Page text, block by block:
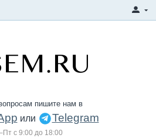
пишите нам в
или Telegram
с 9:00 до 18:00